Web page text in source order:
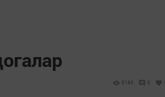
5183 0